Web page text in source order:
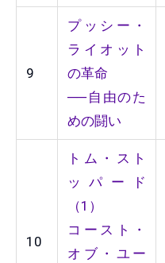
9
プッシー・
ライオット
の革命
──自由のた
めの闘い
10
トム・スト
ッパード
（1）
コースト・
オブ・ユー